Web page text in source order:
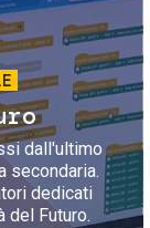
dall'ultimo
secondaria.
dedicati
del Futuro.